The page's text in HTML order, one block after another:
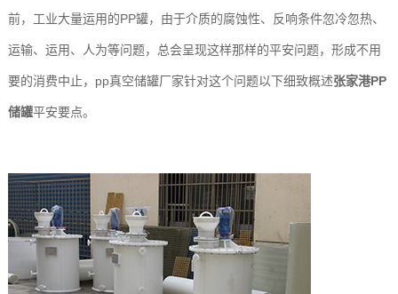
钢
设
系
我
前，工业大量运用的PP罐，由于介质的腐蚀性、反响条件忽冷忽热、
运输、运用、人为等问题，总会呈现这样那样的平安问题，形成不用
要的消费中止，pp真空储罐厂家针对这个问题以下细致概述张家港PP
储罐平安要点。